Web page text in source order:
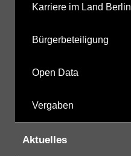
Karriere im Land Berlin
Bürgerbeteiligung
Open Data
Vergaben
Aktuelles